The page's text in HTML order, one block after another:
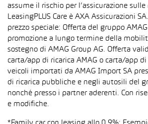
assume il rischio per l’assicurazione sulle
LeasingPLUS Care è AXA Assicurazioni
prezzo speciale: Offerta del gruppo
promozione a lungo termine della
sostegno di AMAG Group AG. Offerta
carta/app di ricarica AMAG o carta/app di
veicoli importati da AMAG Import SA
di ricarica pubbliche e negli autosili del
nonché presso i partner aderenti. Con
e modifiche.